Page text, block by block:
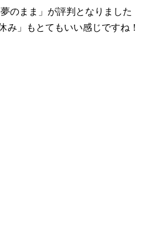
のまま」が評判となりました
み」もとてもいい感じですね！